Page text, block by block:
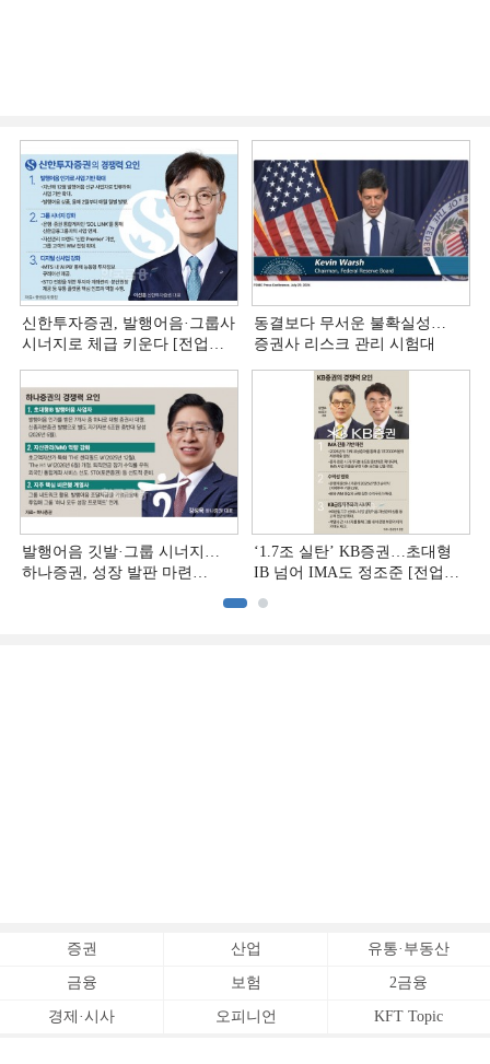
신한투자증권, 발행어음·그룹사
시너지로 체급 키운다 [전업계
동결보다 무서운 불확실성…
증권사 리스크 관리 시험대
발행어음 깃발·그룹 시너지…
하나증권, 성장 발판 마련
‘1.7조 실탄’ KB증권…초대형
IB 넘어 IMA도 정조준 [전업계
증권 산업 유통·부동산
금융 보험 2금융
경제·시사 오피니언 KFT Topic